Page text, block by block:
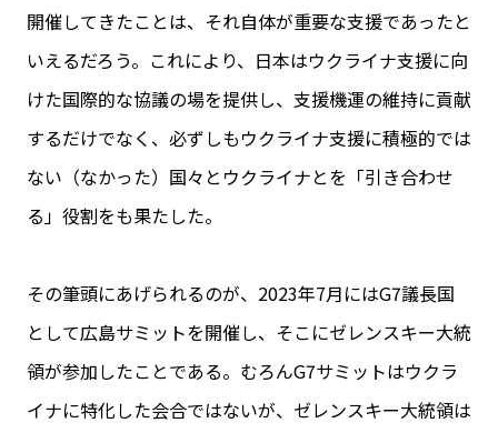
開催してきたことは、それ自体が重要な支援であったと
いえるだろう。これにより、日本はウクライナ支援に向
けた国際的な協議の場を提供し、支援機運の維持に貢献
するだけでなく、必ずしもウクライナ支援に積極的では
ない（なかった）国々とウクライナとを「引き合わせ
る」役割をも果たした。
その筆頭にあげられるのが、2023年7月にはG7議長国
として広島サミットを開催し、そこにゼレンスキー大統
領が参加したことである。むろんG7サミットはウクラ
イナに特化した会合ではないが、ゼレンスキー大統領は